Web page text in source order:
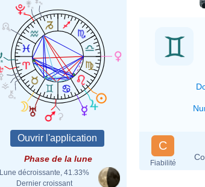
Phase de la lune
Lune décroissante, 41.33%
Dernier croissant
C
Fiabilité